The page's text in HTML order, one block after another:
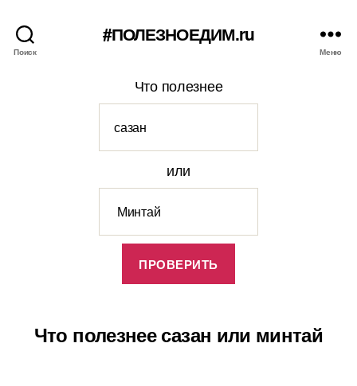
Поиск
#ПОЛЕЗНОЕДИМ.ru
Меню
Что полезнее
или
Что полезнее сазан или минтай